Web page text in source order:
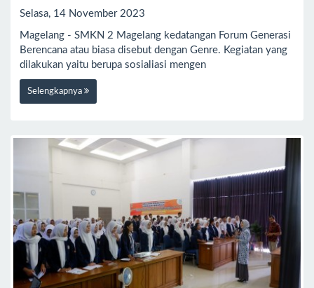
Selasa, 14 November 2023
Magelang - SMKN 2 Magelang kedatangan Forum Generasi
Berencana atau biasa disebut dengan Genre. Kegiatan yang
dilakukan yaitu berupa sosialiasi mengen
Selengkapnya